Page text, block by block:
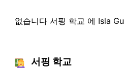
없습니다 서핑 학교 에 Isla
서핑 학교